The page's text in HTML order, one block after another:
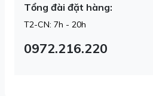
Tổng đài đặt hàng:
T2-CN: 7h - 20h
0972.216.220